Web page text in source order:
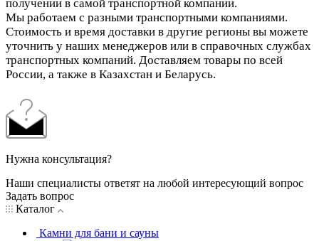
получении в самой транспортной компании.
Мы работаем с разными транспортными компаниями.
Стоимость и время доставки в другие регионы вы можете
уточнить у наших менеджеров или в справочных службах
транспортных компаний. Доставляем товары по всей
России, а также в Казахстан и Беларусь.
Нужна консультация?
Наши специалисты ответят на любой интересующий вопрос
Задать вопрос
Каталог
Камни для бани и сауны